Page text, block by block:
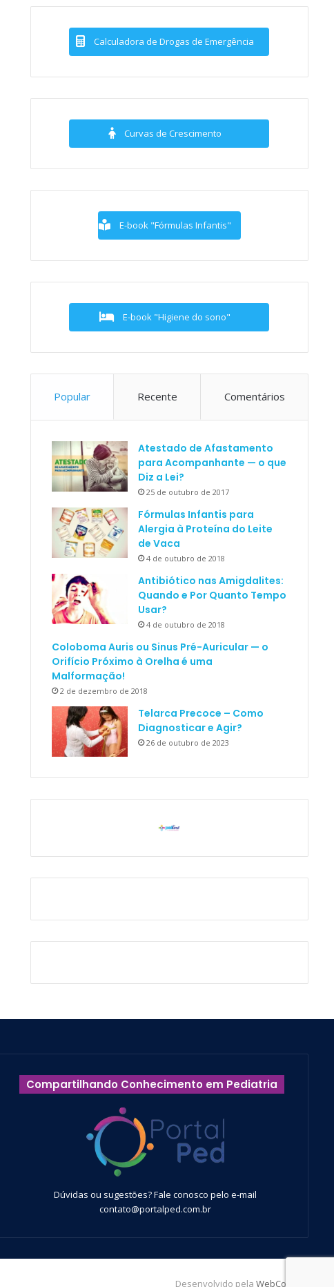
Calculadora de Drogas de Emergência
Curvas de Crescimento
E-book "Fórmulas Infantis"
E-book "Higiene do sono"
Popular Recente Comentários
Atestado de Afastamento
para Acompanhante — o que
Diz a Lei?
25 de outubro de 2017
Fórmulas Infantis para
Alergia à Proteína do Leite
de Vaca
4 de outubro de 2018
Antibiótico nas Amigdalites:
Quando e Por Quanto Tempo
Usar?
4 de outubro de 2018
Coloboma Auris ou Sinus Pré-Auricular — o
Orifício Próximo à Orelha é uma
Malformação!
2 de dezembro de 2018
Telarca Precoce – Como
Diagnosticar e Agir?
26 de outubro de 2023
Compartilhando Conhecimento em Pediatria
Dúvidas ou sugestões? Fale conosco pelo e-mail
contato@portalped.com.br
Desenvolvido pela WebContent